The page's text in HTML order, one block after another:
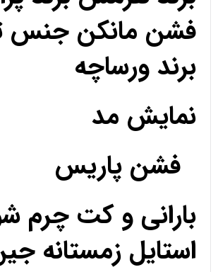
فشن مانکن جنس
برند ورساچه
نمایش مد
فشن پاریس
بارانی و کت چرم
استایل زمستانه